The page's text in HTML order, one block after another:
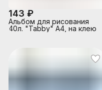
143 ₽
Альбом для рисования
40л. "Tabby" А4, на клею